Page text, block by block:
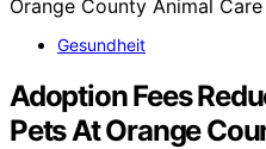
Gesundheit
Adoption Fees
Pets At Orange